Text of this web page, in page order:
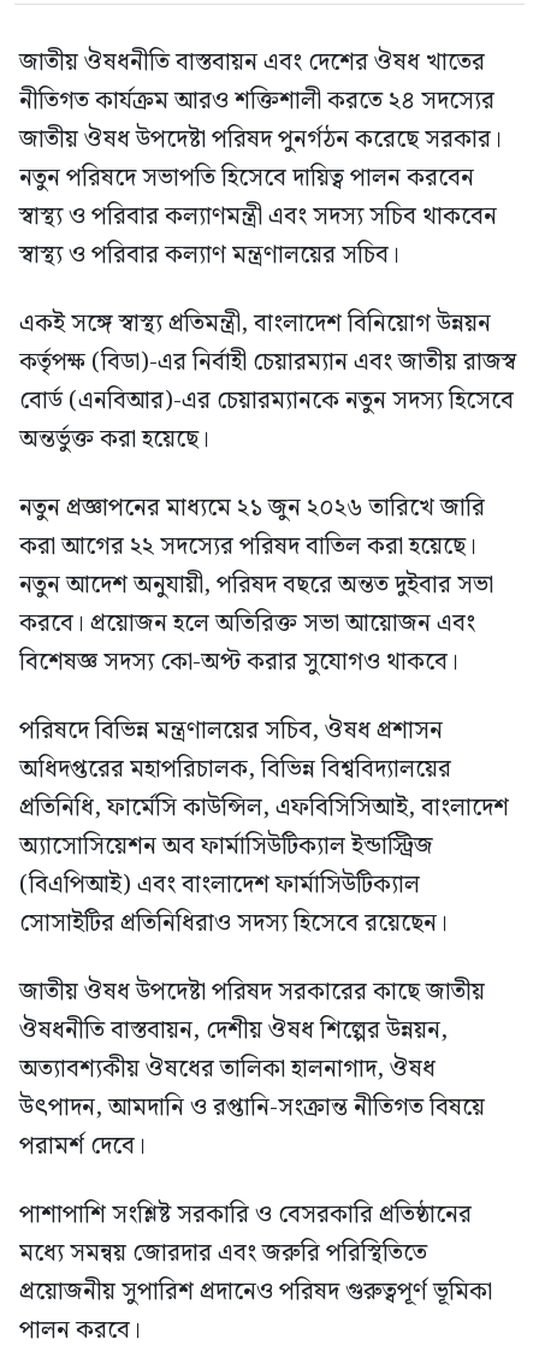
জাতীয় ঔষধনীতি বাস্তবায়ন এবং দেশের ঔষধ খাতের
নীতিগত কার্যক্রম আরও শক্তিশালী করতে ২৪ সদস্যের
জাতীয় ঔষধ উপদেষ্টা পরিষদ পুনর্গঠন করেছে সরকার।
নতুন পরিষদে সভাপতি হিসেবে দায়িত্ব পালন করবেন
স্বাস্থ্য ও পরিবার কল্যাণমন্ত্রী এবং সদস্য সচিব থাকবেন
স্বাস্থ্য ও পরিবার কল্যাণ মন্ত্রণালয়ের সচিব।
একই সঙ্গে স্বাস্থ্য প্রতিমন্ত্রী, বাংলাদেশ বিনিয়োগ উন্নয়ন
কর্তৃপক্ষ (বিডা)-এর নির্বাহী চেয়ারম্যান এবং জাতীয় রাজস্ব
বোর্ড (এনবিআর)-এর চেয়ারম্যানকে নতুন সদস্য হিসেবে
অন্তর্ভুক্ত করা হয়েছে।
নতুন প্রজ্ঞাপনের মাধ্যমে ২১ জুন ২০২৬ তারিখে জারি
করা আগের ২২ সদস্যের পরিষদ বাতিল করা হয়েছে।
নতুন আদেশ অনুযায়ী, পরিষদ বছরে অন্তত দুইবার সভা
করবে। প্রয়োজন হলে অতিরিক্ত সভা আয়োজন এবং
বিশেষজ্ঞ সদস্য কো-অপ্ট করার সুযোগও থাকবে।
পরিষদে বিভিন্ন মন্ত্রণালয়ের সচিব, ঔষধ প্রশাসন
অধিদপ্তরের মহাপরিচালক, বিভিন্ন বিশ্ববিদ্যালয়ের
প্রতিনিধি, ফার্মেসি কাউন্সিল, এফবিসিসিআই, বাংলাদেশ
অ্যাসোসিয়েশন অব ফার্মাসিউটিক্যাল ইন্ডাস্ট্রিজ
(বিএপিআই) এবং বাংলাদেশ ফার্মাসিউটিক্যাল
সোসাইটির প্রতিনিধিরাও সদস্য হিসেবে রয়েছেন।
জাতীয় ঔষধ উপদেষ্টা পরিষদ সরকারের কাছে জাতীয়
ঔষধনীতি বাস্তবায়ন, দেশীয় ঔষধ শিল্পের উন্নয়ন,
অত্যাবশ্যকীয় ঔষধের তালিকা হালনাগাদ, ঔষধ
উৎপাদন, আমদানি ও রপ্তানি-সংক্রান্ত নীতিগত বিষয়ে
পরামর্শ দেবে।
পাশাপাশি সংশ্লিষ্ট সরকারি ও বেসরকারি প্রতিষ্ঠানের
মধ্যে সমন্বয় জোরদার এবং জরুরি পরিস্থিতিতে
প্রয়োজনীয় সুপারিশ প্রদানেও পরিষদ গুরুত্বপূর্ণ ভূমিকা
পালন করবে।